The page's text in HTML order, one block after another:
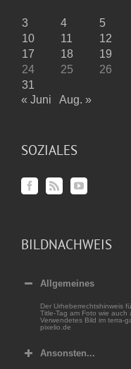
3
4 5
10
11 12
17
18 19
24
25 26
31
« Juni
Aug. »
SOZIALES
BILDNACHWEIS
Allgemeines
Der Urheberrechtshinweis
Title-Tag am Foto wie auch
Verwendetes Bild im terra-
pixelio.de
Ansonsten...